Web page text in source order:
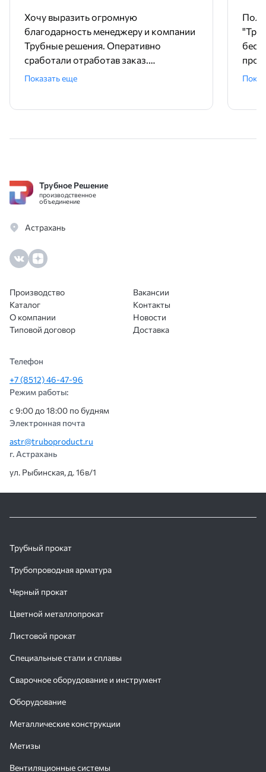
Хочу выразить огромную
благодарность менеджеру и компании
Трубные решения. Оперативно
сработали отработав заказ.
Доставили точно в срок и без
Показать еще
Трубное Решение
производственное
объединение
Астрахань
Производство
Каталог
О компании
Типовой договор
Вакансии
Контакты
Новости
Доставка
Телефон
+7 (8512) 46-47-96
Режим работы:
с 9:00 до 18:00 по будням
Электронная почта
astr@truboproduct.ru
г. Астрахань
ул. Рыбинская, д. 16в/1
Трубный прокат
Трубопроводная арматура
Черный прокат
Цветной металлопрокат
Листовой прокат
Специальные стали и сплавы
Сварочное оборудование и инструмент
Оборудование
Металлические конструкции
Метизы
Вентиляционные системы